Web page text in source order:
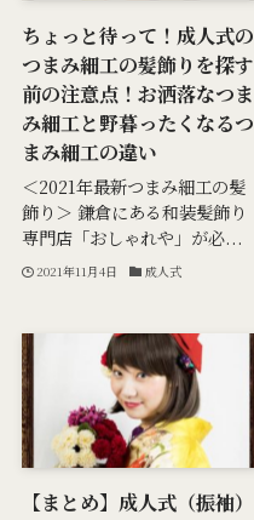
ちょっと待って！成人式の
つまみ細工の髪飾りを探す
前の注意点！お洒落なつま
み細工と野暮ったくなるつ
まみ細工の違い
＜2021年最新つまみ細工の髪
飾り＞ 鎌倉にある和装髪飾り
専門店「おしゃれや」が必...
2021年11月4日 成人式
【まとめ】成人式（振袖）